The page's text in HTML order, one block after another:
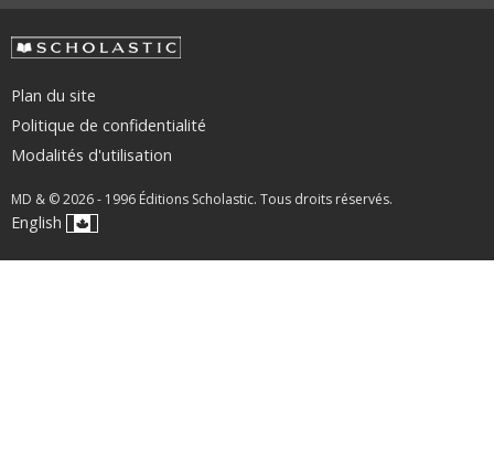
Plan du site
Politique de confidentialité
Modalités d'utilisation
MD & © 2026 - 1996 Éditions Scholastic. Tous droits réservés.
English